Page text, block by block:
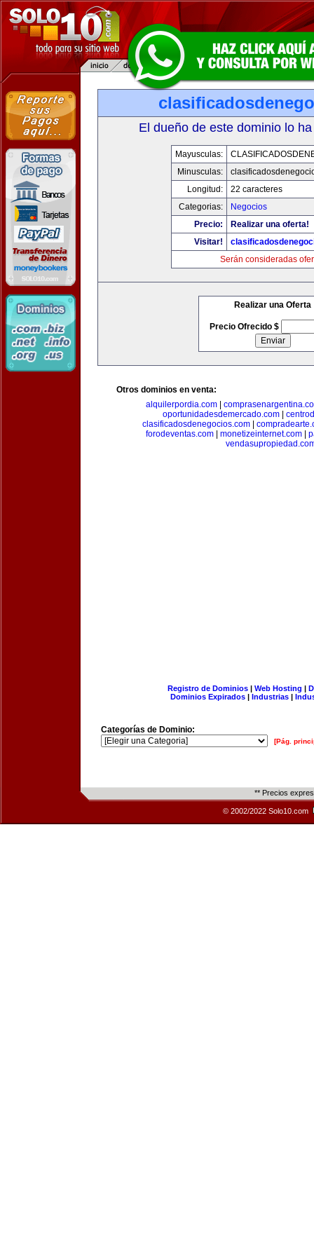
El dueño de este dominio lo
Mayusculas:
Minusculas:
Longitud:
22 caracteres
Categorias:
Negocios
Precio:
Realizar una oferta!
Visitar!
Serán consideradas
Realizar una Oferta
Precio Ofrecido $
Otros dominios en venta:
alquilerpordia.com
oportunidadesdemercado.com
clasificadosdenegocios.com|
forodeventas.com| monetizeinternet.com|
Registro de Dominios| Web Hosting |
Dominios Expirados | Industrias |
Categorías de Dominio:
[Pág.
** Precios
© 2002/2022 Solo10.com